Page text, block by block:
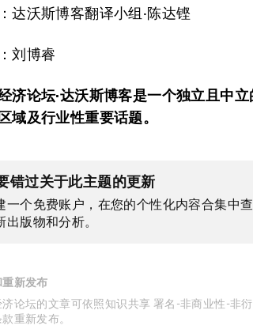
达沃斯博客翻译小组·陈达铿
刘博睿
济论坛·达沃斯博客是一个独立且中
域及行业性重要话题。
错过关于此主题的更新
一个免费账户，在您的个性化内容合集中
出版物和分析。
新发布
论坛的文章可依照知识共享 署名-非商业性-非
重新发布。